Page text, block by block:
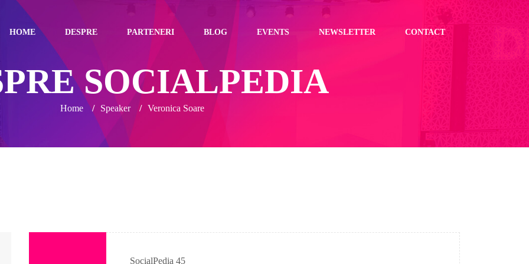
HOME DESPRE PARTENERI BLOG EVENTS NEWSLETTER CONTACT
SOCIALPEDIA
Home / Speaker / Veronica Soare
SocialPedia 45